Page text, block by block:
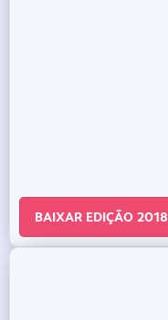
BAIXAR EDIÇÃO 2018